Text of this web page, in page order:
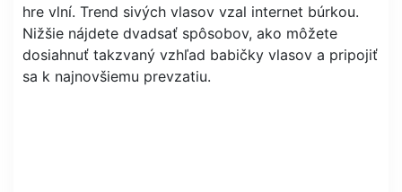
hre vlní. Trend sivých vlasov vzal internet búrkou.
Nižšie nájdete dvadsať spôsobov, ako môžete
dosiahnuť takzvaný vzhľad babičky vlasov a pripojiť
sa k najnovšiemu prevzatiu.